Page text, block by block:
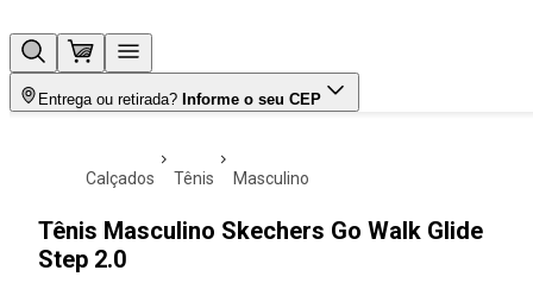
Entrega ou retirada? Informe o seu CEP
calçados tênis masculino
Tênis Masculino Skechers Go Walk Glide
Step 2.0